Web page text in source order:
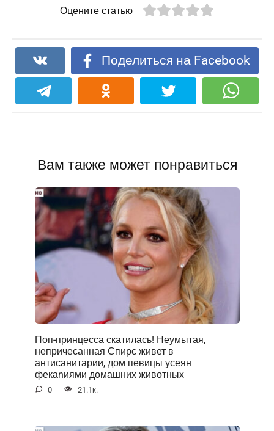
Оцените статью
Поделиться на Facebook
Вам также может понравиться
Поп-принцесса скатилась! Неумытая,
непричесанная Спирс живет в
антисанитарии, дом певицы усеян
фекаnиями домашних животных
0 21.1к.